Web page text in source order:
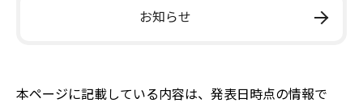
お知らせ
本ページに記載している内容は、発表日時点の情報で